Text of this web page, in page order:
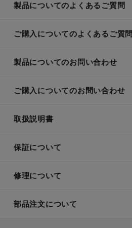
製品についてのよくあるご質問
ご購入についてのよくあるご質問
製品についてのお問い合わせ
ご購入についてのお問い合わせ
取扱説明書
保証について
修理について
部品注文について